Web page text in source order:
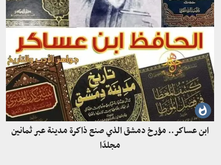
ابن عساكر.. مؤرخ دمشق الذي صنع ذاكرة مدينة عبر ثمانين
مجلدًا